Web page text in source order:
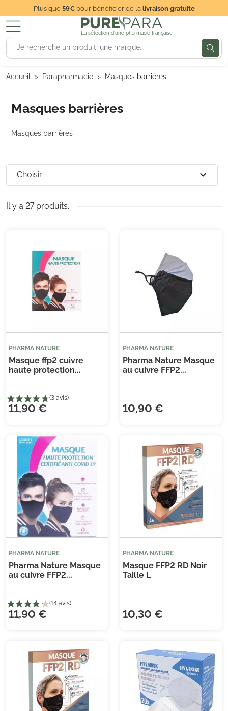
Plus que59€pour bénéficier de lalivraison gratuite
La sélection d'une pharmacie française
Accueil Parapharmacie Masques barrières
Masques barrières
Masques barrières
Il y a 27 produits.
Choisir expand_more
PHARMA NATURE
Masque ffp2 cuivre
haute protection...
(3 avis)
11,90 €
PHARMA NATURE
Pharma Nature Masque
au cuivre FFP2...
10,90 €
PHARMA NATURE
Pharma Nature Masque
au cuivre FFP2...
11,90 €
PHARMA NATURE
Masque FFP2 RD Noir
Taille L
10,30 €